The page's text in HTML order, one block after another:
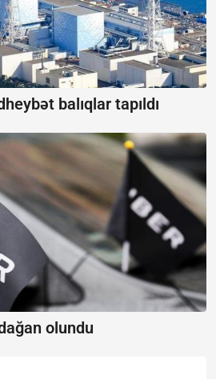
balıqlar tapıldı
olundu